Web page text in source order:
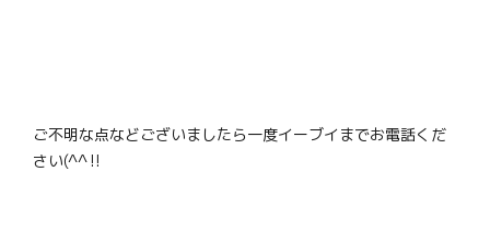
ご不明な点などございましたら一度イーブイまでお電話くだ
さい(^^‼